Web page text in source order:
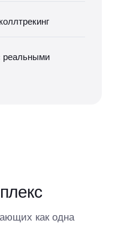
реальными
как одна